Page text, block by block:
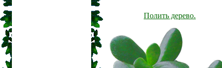
Полить дерево.